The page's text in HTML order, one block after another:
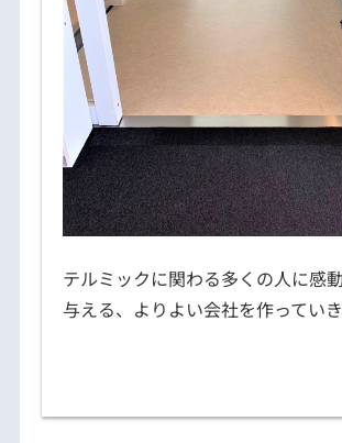
テルミックに関わる多くの人に感
与える、よりよい会社を作ってい